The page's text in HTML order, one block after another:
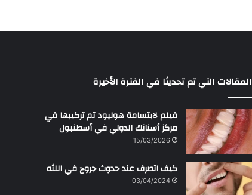
المقالات التي تم تحديثا في الفترة الأخيرة
فيلم لابتسامة هوليود تم تركيبها في
مركز أسنانك الدولي في أسطنبول
15/03/2026
كيف اتصرف عند حدوث جروح في اللثه
03/04/2024